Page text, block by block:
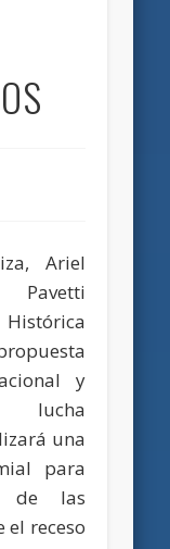
Ariel
y
lucha
una
para
de las
el receso